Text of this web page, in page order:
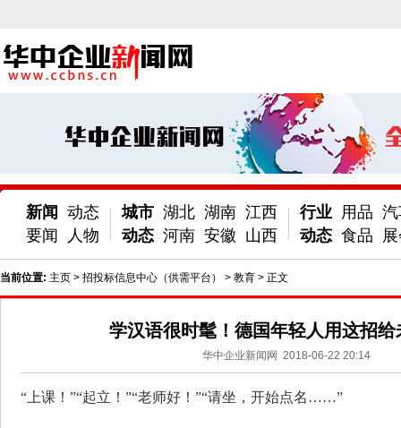
新闻
要闻
动态
人物
城市
动态
湖北 湖南 江西
河南 安徽 山西
行业
动态
用品
食品
当前位置: 主页 > 招投标信息中心（供需平台） > 教育 > 正文
学汉语很时髦！德国年轻人用这招给
华中企业新闻网 2018-06-22 20:14
“上课！”“起立！”“老师好！”“请坐，开始点名……”